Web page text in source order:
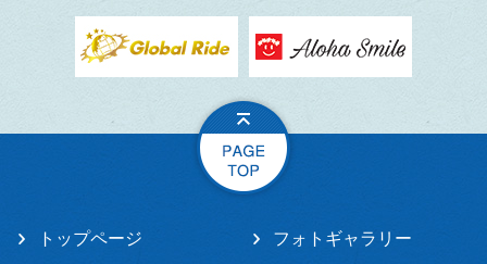
トップページ
フォトギャラリー